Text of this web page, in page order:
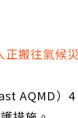
搬往氣候
AQMD）